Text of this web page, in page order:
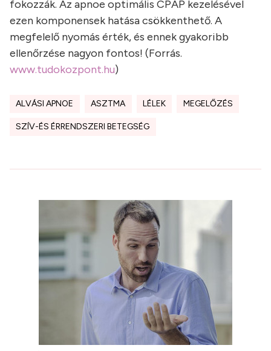
fokozzák. Az apnoe optimális CPAP kezelésével
ezen komponensek hatása csökkenthető. A
megfelelő nyomás érték, és ennek gyakoribb
ellenőrzése nagyon fontos! (Forrás.
www.tudokozpont.hu)
ALVÁSI APNOE ASZTMA LÉLEK MEGELŐZÉS
SZÍV-ÉS ÉRRENDSZERI BETEGSÉG